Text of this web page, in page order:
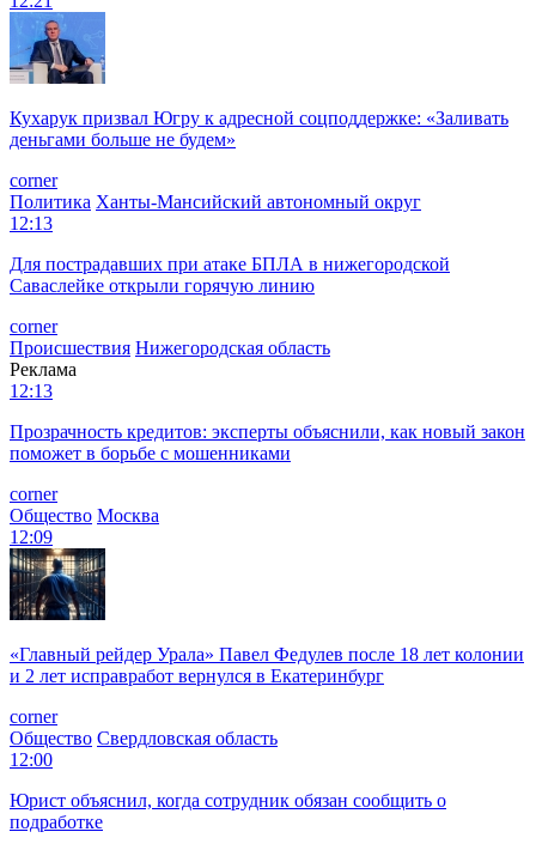
Кухарук призвал Югру к адресной соцподдержке: «Заливать
деньгами больше не будем»
corner
Политика Ханты-Мансийский автономный округ
12:13
Для пострадавших при атаке БПЛА в нижегородской
Саваслейке открыли горячую линию
corner
Происшествия Нижегородская область
Реклама
12:13
Прозрачность кредитов: эксперты объяснили, как новый закон
поможет в борьбе с мошенниками
corner
Общество Москва
12:09
«Главный рейдер Урала» Павел Федулев после 18 лет колонии
и 2 лет исправработ вернулся в Екатеринбург
corner
Общество Свердловская область
12:00
Юрист объяснил, когда сотрудник обязан сообщить о
подработке